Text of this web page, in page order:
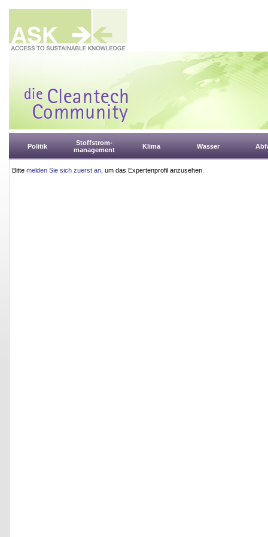
Politik
Stoffstrom-
management
Klima Wasser
Bitte melden Sie sich zuerst an , um das Expertenprofil anzusehen.